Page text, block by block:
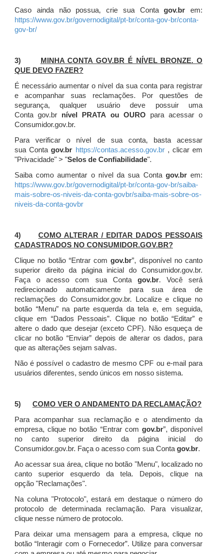
Caso ainda não possua, crie sua Contagov.br em:
https://www.gov.br/governodigital/pt-br/conta-gov-br/conta-
gov-br/
3)
MINHA CONTA GOV.BR É NÍVEL BRONZE. O
QUE DEVO FAZER?
É necessário aumentar o nível da sua conta para registrar
e acompanhar suas reclamações. Por questões de
segurança, qualquer usuário deve possuir uma
Conta gov.br nível PRATA ou OURO para acessar o
Consumidor.gov.br.
Para verificar o nível de sua conta, basta acessar
sua Contagov.br https://contas.acesso.gov.br, clicar em
"Privacidade" > "Selos de Confiabilidade".
Saiba como aumentar o nível da sua Conta gov.brem:
https://www.gov.br/governodigital/pt-br/conta-gov-br/saiba-
mais-sobre-os-niveis-da-conta-govbr/saiba-mais-sobre-os-
niveis-da-conta-govbr
4) COMO ALTERAR / EDITAR DADOS PESSOAIS
CADASTRADOS NO CONSUMIDOR.GOV.BR?
Clique no botão “Entrar comgov.br”, disponível no canto
superior direito da página inicial do Consumidor.gov.br.
Faça o acesso com sua Conta gov.br. Você será
redirecionado automaticamente para sua área de
reclamações do Consumidor.gov.br.
Localize e clique no
botão “Menu” na parte esquerda da tela e, em seguida,
clique em “Dados Pessoais”. Clique no botão “Editar” e
altere o dado que desejar (exceto CPF). Não esqueça de
clicar no botão “Enviar” depois de alterar os dados, para
que as alterações sejam salvas.
Não é possível o cadastro de mesmo CPF ou e-mail para
usuários diferentes, sendo únicos em nosso sistema.
5) COMO VER O ANDAMENTO DA RECLAMAÇÃO?
Para acompanhar sua reclamação e o atendimento da
empresa, clique no botão “Entrar com gov.br”, disponível
no canto superior direito da página inicial do
Consumidor.gov.br. Faça o acesso com sua Contagov.br.
Ao acessar sua área, clique no botão "Menu", localizado no
canto superior esquerdo da tela. Depois, clique na
opção "Reclamações".
Na coluna "Protocolo", estará em destaque o número do
protocolo de determinada reclamação. Para visualizar,
clique nesse número de protocolo.
Para deixar uma mensagem para a empresa, clique no
botão “Interagir com o Fornecedor”. Utilize para conversar